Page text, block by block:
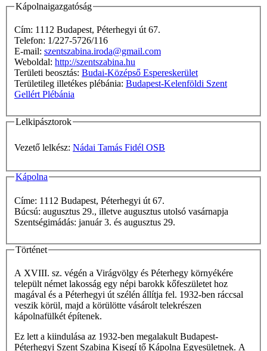
Kápolnaigazgatóság
Cím: 1112 Budapest, Péterhegyi út 67.
Telefon: 1/227-5726/116
E-mail: szentszabina.iroda@gmail.com
Weboldal: http://szentszabina.hu
Területi beosztás: Budai-Középső Espereskerület
Területileg illetékes plébánia: Budapest-Kelenföldi Szent
Gellért Plébánia
Lelkipásztorok
Vezető lelkész: Nádai Tamás Fidél OSB
Kápolna
Címe: 1112 Budapest, Péterhegyi út 67.
Búcsú: augusztus 29., illetve augusztus utolsó vasárnapja
Szentségimádás: január 3. és augusztus 29.
Történet
A XVIII. sz. végén a Virágvölgy és Péterhegy környékére
települt német lakosság egy népi barokk kőfeszületet hoz
magával és a Péterhegyi út szélén állítja fel. 1932-ben ráccsal
veszik körül, majd a körülötte vásárolt telekrészen
kápolnafülkét építenek.
Ez lett a kiindulása az 1932-ben megalakult Budapest-
Péterhegyi Szent Szabina Kisegí­ tő Kápolna Egyesületnek. A